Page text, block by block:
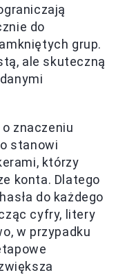
do
grup.
ale skuteczną
znaczeniu
stanowi
którzy
konta. Dlatego
do każdego
cyfry, litery
w przypadku